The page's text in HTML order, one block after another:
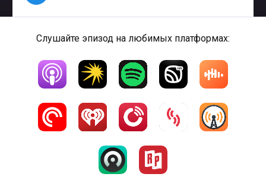
Слушайте эпизод на любимых платформах: